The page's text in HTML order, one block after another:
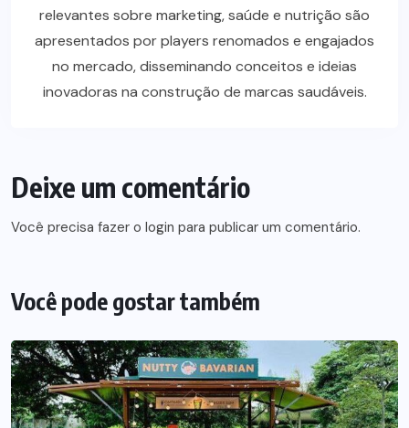
relevantes sobre marketing, saúde e nutrição são
apresentados por players renomados e engajados
no mercado, disseminando conceitos e ideias
inovadoras na construção de marcas saudáveis.
Deixe um comentário
Você precisa fazer o login para publicar um comentário.
Você pode gostar também